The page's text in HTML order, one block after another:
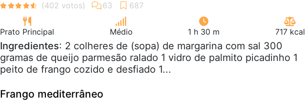
Prato Principal Médio 1 h 30 m 717 kcal
Ingredientes: 2 colheres de (sopa) de margarina com sal 300
gramas de queijo parmesão ralado 1 vidro de palmito picadinho 1
peito de frango cozido e desfiado 1...
Frango mediterrâneo